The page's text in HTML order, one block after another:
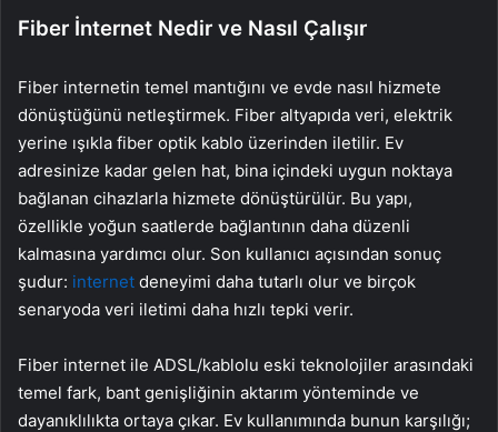
Fiber İnternet Nedir ve Nasıl Çalışır
Fiber internetin temel mantığını ve evde nasıl hizmete
dönüştüğünü netleştirmek. Fiber altyapıda veri, elektrik
yerine ışıkla fiber optik kablo üzerinden iletilir. Ev
adresinize kadar gelen hat, bina içindeki uygun noktaya
bağlanan cihazlarla hizmete dönüştürülür. Bu yapı,
özellikle yoğun saatlerde bağlantının daha düzenli
kalmasına yardımcı olur. Son kullanıcı açısından sonuç
şudur: internet deneyimi daha tutarlı olur ve birçok
senaryoda veri iletimi daha hızlı tepki verir.
Fiber internet ile ADSL/kablolu eski teknolojiler arasındaki
temel fark, bant genişliğinin aktarım yönteminde ve
dayanıklılıkta ortaya çıkar. Ev kullanımında bunun karşılığı;